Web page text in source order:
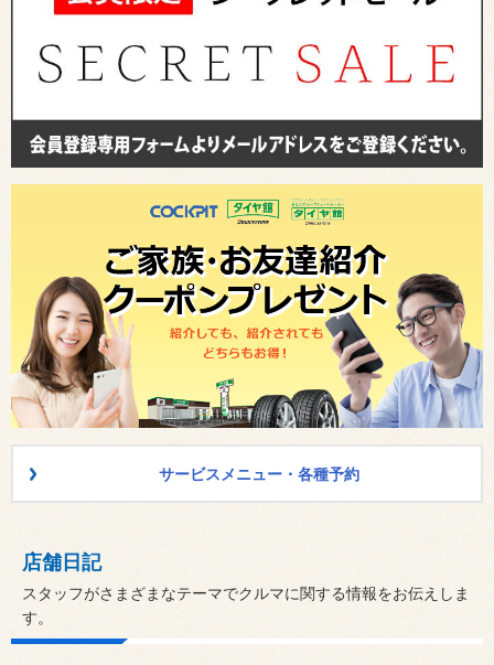
サービスメニュー・各種予約
店舗日記
スタッフがさまざまなテーマでクルマに関する情報をお伝えしま
す。